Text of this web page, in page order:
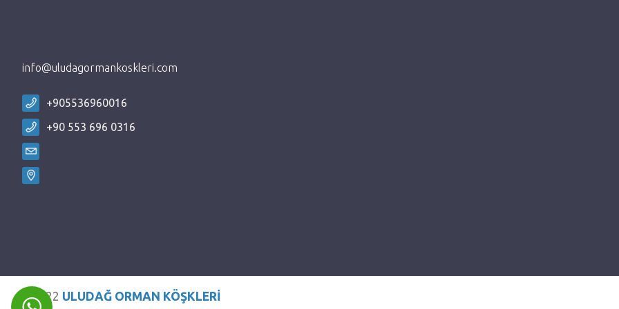
info@uludagormankoskleri.com
+905536960016
+90 553 696 0316
©2022 ULUDAĞ ORMAN KÖŞKLERİ